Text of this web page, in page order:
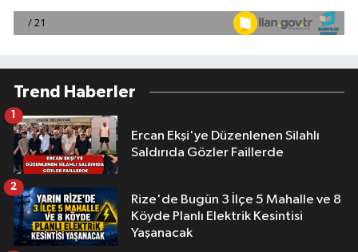
Trend Haberler
Ercan Ekşi'ye Düzenlenen Silahlı
Saldırıda Gözler Faillerde
1
Rize'de Bugün 3 İlçe 5 Mahalle ve 8
Köyde Planlı Elektrik Kesintisi
Yaşanacak
2